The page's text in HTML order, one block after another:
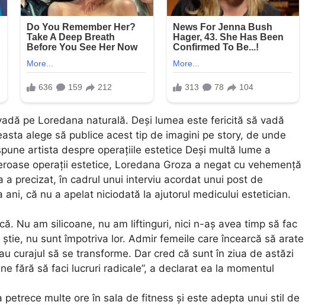
pe Loredana naturală. Deși lumea este fericită să vadă
alege să publice acest tip de imagini pe story, de unde
artista despre operațiile estetice Deși multă lume a
operații estetice, Loredana Groza a negat cu vehemență
a precizat, în cadrul unui interviu acordat unui post de
ani, că nu a apelat niciodată la ajutorul medicului estetician.
Nu am silicoane, nu am liftinguri, nici n-aș avea timp să fac
nu sunt împotriva lor. Admir femeile care încearcă să arate
curajul să se transforme. Dar cred că sunt în ziua de astăzi
fără să faci lucruri radicale”, a declarat ea la momentul
petrece multe ore în sala de fitness și este adepta unui stil de